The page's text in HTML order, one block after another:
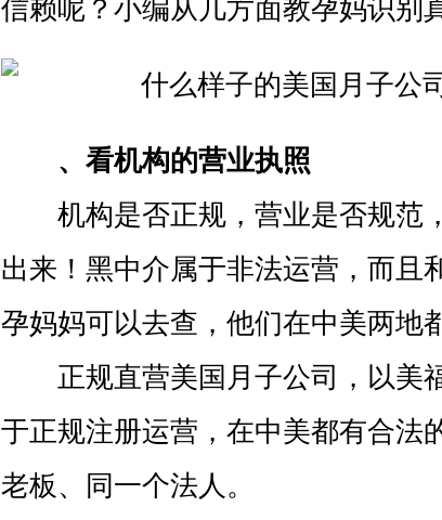
信赖呢？小编从几方面教孕妈识别
、看机构的营业执照
机构是否正规，营业是否规范
出来！黑中介属于非法运营，而且
孕妈妈可以去查，他们在中美两地
正规直营美国月子公司，以美
于正规注册运营，在中美都有合法
老板、同一个法人。